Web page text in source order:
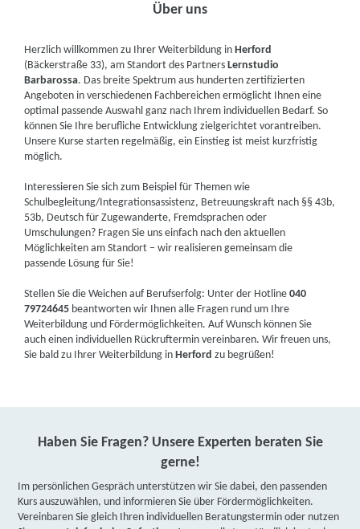
Über uns
Herzlich willkommen zu Ihrer Weiterbildung inHerford
(Bäckerstraße 33), am Standort des PartnersLernstudio
Barbarossa. Das breite Spektrum aus hunderten zertifizierten
Angeboten in verschiedenen Fachbereichen ermöglicht Ihnen eine
optimal passende Auswahl ganz nach Ihrem individuellen Bedarf. So
können Sie Ihre berufliche Entwicklung zielgerichtet vorantreiben.
Unsere Kurse starten regelmäßig, ein Einstieg ist meist kurzfristig
möglich.
Interessieren Sie sich zum Beispiel für Themen wie
Schulbegleitung/Integrationsassistenz, Betreuungskraft nach §§ 43b,
53b, Deutsch für Zugewanderte, Fremdsprachen oder
Umschulungen? Fragen Sie uns einfach nach den aktuellen
Möglichkeiten am Standort – wir realisieren gemeinsam die
passende Lösung für Sie!
Stellen Sie die Weichen auf Berufserfolg: Unter der Hotline040
79724645 beantworten wir Ihnen alle Fragen rund um Ihre
Weiterbildung und Fördermöglichkeiten. Auf Wunsch können Sie
auch einen individuellen Rückruftermin vereinbaren. Wir freuen uns,
Sie bald zu Ihrer Weiterbildung inHerford zu begrüßen!
Haben Sie Fragen? Unsere Experten beraten Sie
gerne!
Im persönlichen Gespräch unterstützen wir Sie dabei, den passenden
Kurs auszuwählen, und informieren Sie über Fördermöglichkeiten.
Vereinbaren Sie gleich Ihren individuellen Beratungstermin oder nutzen